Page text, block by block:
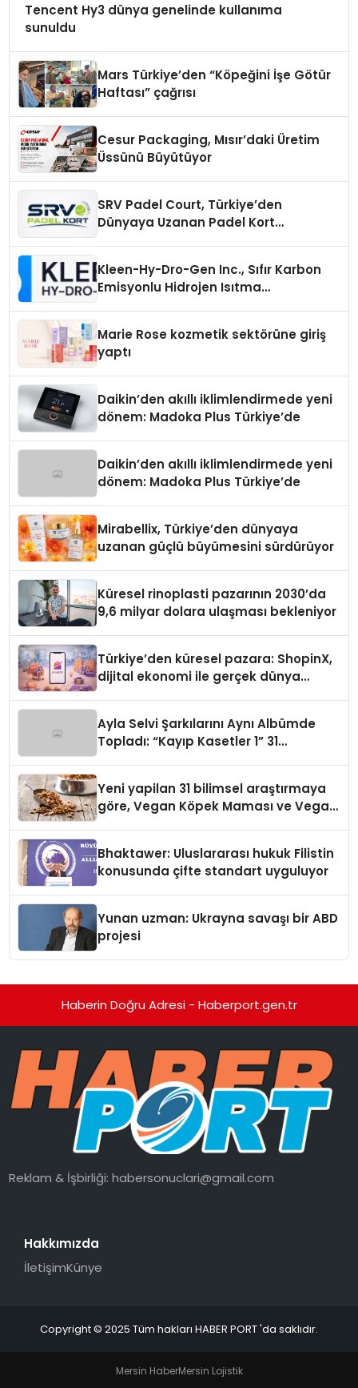
Tencent Hy3 dünya genelinde kullanıma
sunuldu
Mars Türkiye’den “Köpeğini İşe Götür
Haftası” çağrısı
Cesur Packaging, Mısır’daki Üretim
Üssünü Büyütüyor
SRV Padel Court, Türkiye’den
Dünyaya Uzanan Padel Kort
Kleen-Hy-Dro-Gen Inc., Sıfır Karbon
Emisyonlu Hidrojen Isıtma
Marie Rose kozmetik sektörüne giriş
yaptı
Daikin’den akıllı iklimlendirmede yeni
dönem: Madoka Plus Türkiye’de
Daikin’den akıllı iklimlendirmede yeni
dönem: Madoka Plus Türkiye’de
Mirabellix, Türkiye’den dünyaya
uzanan güçlü büyümesini sürdürüyor
Küresel rinoplasti pazarının 2030’da
9,6 milyar dolara ulaşması bekleniyor
Türkiye’den küresel pazara: ShopinX,
dijital ekonomi ile gerçek dünya
Ayla Selvi Şarkılarını Aynı Albümde
Topladı: “Kayıp Kasetler 1” 31
Yeni yapilan 31 bilimsel araştırmaya
göre, Vegan Köpek Maması ve Vegan
Bhaktawer: Uluslararası hukuk Filistin
konusunda çifte standart uyguluyor
Yunan uzman: Ukrayna savaşı bir ABD
projesi
Haberin Doğru Adresi - Haberport.gen.tr
Reklam & İşbirliği:habersonuclari@gmail.com
Hakkımızda
İletişimKünye
Copyright © 2025 Tüm hakları HABER PORT 'da saklıdır.
Mersin HaberMersin Lojistik